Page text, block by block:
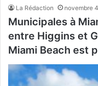
La Rédaction novembre
Municipales à
entre Higgins et
Miami Beach est